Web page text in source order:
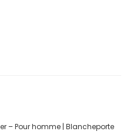
– Pour homme | Blancheporte